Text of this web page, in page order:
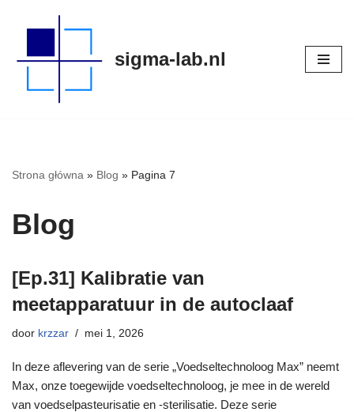
naar
sigma-lab.nl
Strona główna » Blog » Pagina 7
Blog
[Ep.31] Kalibratie van
meetapparatuur in de autoclaaf
door krzzar mei 1, 2026
In deze aflevering van de serie „Voedseltechnoloog Max” neemt
Max, onze toegewijde voedseltechnoloog, je mee in de wereld
van voedselpasteurisatie en -sterilisatie. Deze serie